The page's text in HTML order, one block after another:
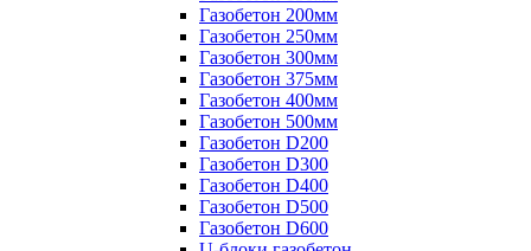
Газобетон 200мм
Газобетон 250мм
Газобетон 300мм
Газобетон 375мм
Газобетон 400мм
Газобетон 500мм
Газобетон D200
Газобетон D300
Газобетон D400
Газобетон D500
Газобетон D600